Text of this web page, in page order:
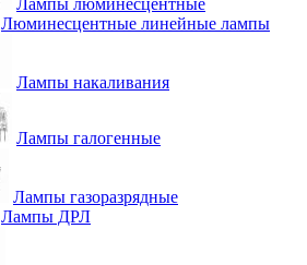
Лампы люминесцентные
Люминесцентные линейные лампы
Лампы накаливания
Лампы галогенные
Лампы газоразрядные
Лампы ДРЛ